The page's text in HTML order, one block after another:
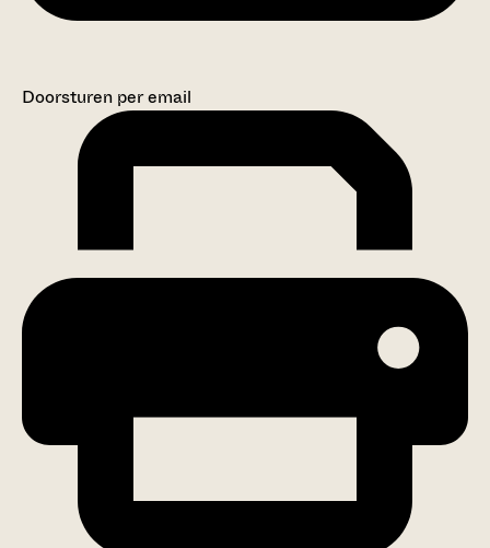
Doorsturen per email